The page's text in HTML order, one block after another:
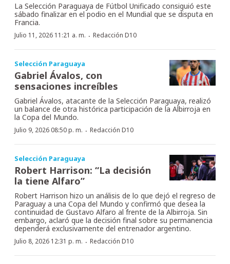
La Selección Paraguaya de Fútbol Unificado consiguió este
sábado finalizar en el podio en el Mundial que se disputa en
Francia.
Julio 11, 2026 11:21 a. m. · Redacción D10
Selección Paraguaya
Gabriel Ávalos, con
sensaciones increíbles
Gabriel Ávalos, atacante de la Selección Paraguaya, realizó
un balance de otra histórica participación de la Albirroja en
la Copa del Mundo.
Julio 9, 2026 08:50 p. m. · Redacción D10
Selección Paraguaya
Robert Harrison: “La decisión
la tiene Alfaro”
Robert Harrison hizo un análisis de lo que dejó el regreso de
Paraguay a una Copa del Mundo y confirmó que desea la
continuidad de Gustavo Alfaro al frente de la Albirroja. Sin
embargo, aclaró que la decisión final sobre su permanencia
dependerá exclusivamente del entrenador argentino.
Julio 8, 2026 12:31 p. m. · Redacción D10